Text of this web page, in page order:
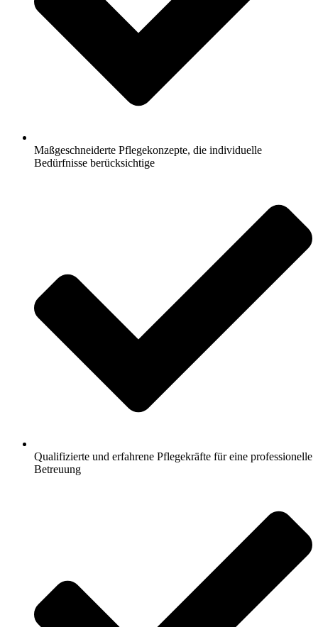
Maßgeschneiderte Pflegekonzepte, die individuelle
Bedürfnisse berücksichtige
Qualifizierte und erfahrene Pflegekräfte für eine professionelle
Betreuung